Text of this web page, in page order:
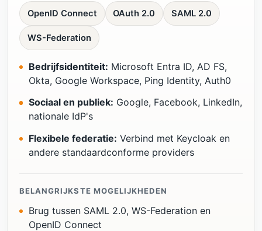
OpenID Connect OAuth 2.0 SAML 2.0
WS-Federation
Bedrijfsidentiteit: Microsoft Entra ID, AD FS,
Okta, Google Workspace, Ping Identity, Auth0
Sociaal en publiek: Google, Facebook, LinkedIn,
nationale IdP's
Flexibele federatie: Verbind met Keycloak en
andere standaardconforme providers
BELANGRIJKSTE MOGELIJKHEDEN
Brug tussen SAML 2.0, WS-Federation en
OpenID Connect